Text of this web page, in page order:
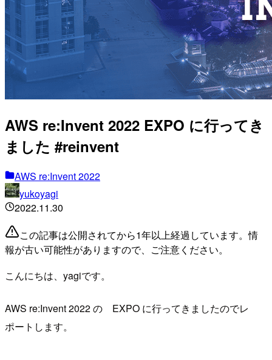
AWS re:Invent 2022 EXPO に行ってき
ました #reinvent
AWS re:Invent 2022
yukoyagi
2022.11.30
この記事は公開されてから1年以上経過しています。情
報が古い可能性がありますので、ご注意ください。
こんにちは、yagiです。
AWS re:Invent 2022 の EXPO に行ってきましたのでレ
ポートします。